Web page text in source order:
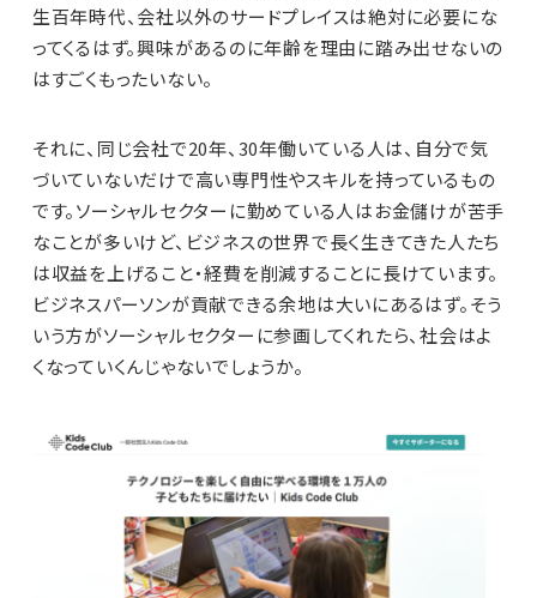
生百年時代、会社以外のサードプレイスは絶対に必要にな
ってくるはず。興味があるのに年齢を理由に踏み出せないの
はすごくもったいない。
それに、同じ会社で20年、30年働いている人は、自分で気
づいていないだけで高い専門性やスキルを持っているもの
です。ソーシャルセクターに勤めている人はお金儲けが苦手
なことが多いけど、ビジネスの世界で長く生きてきた人たち
は収益を上げること・経費を削減することに長けています。
ビジネスパーソンが貢献できる余地は大いにあるはず。そう
いう方がソーシャルセクターに参画してくれたら、社会はよ
くなっていくんじゃないでしょうか。